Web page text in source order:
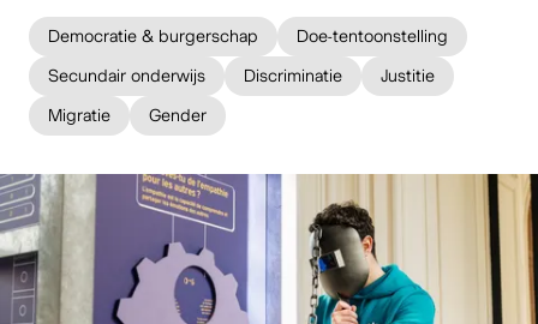
Democratie & burgerschap Doe-tentoonstelling
Secundair onderwijs Discriminatie Justitie
Migratie Gender